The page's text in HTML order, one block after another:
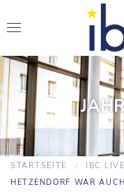
STARTSEITE IBC LIVE
HETZENDORF WAR